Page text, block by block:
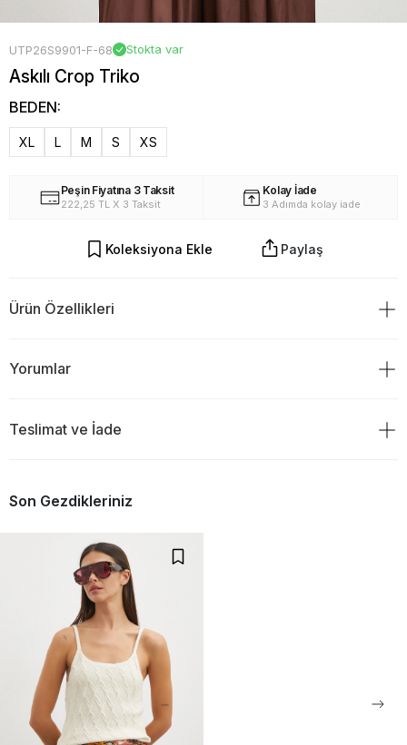
UTP26S9901-F-68 Stokta var
Askılı Crop Triko
BEDEN:
XL L M S XS
Peşin Fiyatına 3 Taksit
222,25 TL X 3 Taksit
Kolay İade
3 Adımda kolay iade
Koleksiyona Ekle Paylaş
Ürün Özellikleri
Yorumlar
Ürün Değerlendirmeleri
Teslimat ve İade
Ürünü sipariş verdiğiniz gün saat 18:00 ve öncesi ise siparişiniz
Eğer kargoyu saat 18:00`den sonra verdiyseniz ürününüzün
stoklarda olması durumunda ertesi gün kargolama yapılmaktadır.
Son Gezdikleriniz